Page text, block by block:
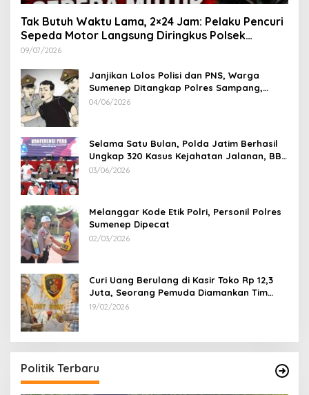
Tak Butuh Waktu Lama, 2×24 Jam: Pelaku Pencuri
Sepeda Motor Langsung Diringkus Polsek
Lenteng di Wilayah Manding
09/07/2026
Janjikan Lolos Polisi dan PNS, Warga
Sumenep Ditangkap Polres Sampang,
Korban Rugi Rp 600 juta
04/06/2026
Selama Satu Bulan, Polda Jatim Berhasil
Ungkap 320 Kasus Kejahatan Jalanan, BB
100 Sepeda Motor dan 12 Mobil Diamankan
03/06/2026
Melanggar Kode Etik Polri, Personil Polres
Sumenep Dipecat
02/03/2026
Curi Uang Berulang di Kasir Toko Rp 12,3
Juta, Seorang Pemuda Diamankan Tim
Reskrim Polsek Lenteng Sumenep
19/02/2026
Politik Terbaru